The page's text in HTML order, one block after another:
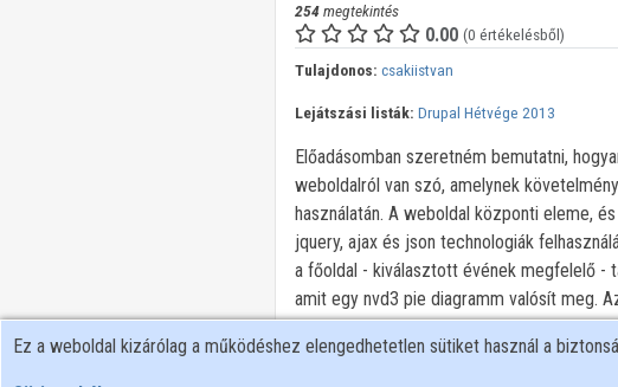
254megtekintés
0.00 (0 értékelésből)
Tulajdonos: csakiistvan
Lejátszási listák: Drupal Hétvége 2013
Előadásomban szeretném bemutatni,
weboldalról van szó, amelynek
használatán. A weboldal központi eleme,
jquery, ajax és json technologiák
a főoldal - kiválasztott évének megfelelő -
amit egy nvd3 pie diagramm valósít meg.
működik, saját tartalomtipusok - és a
vázlatpontjai: weboldal bemutatása a fent
Ez a weboldal kizárólag a működéshez elengedhetetlen sütiket használ a